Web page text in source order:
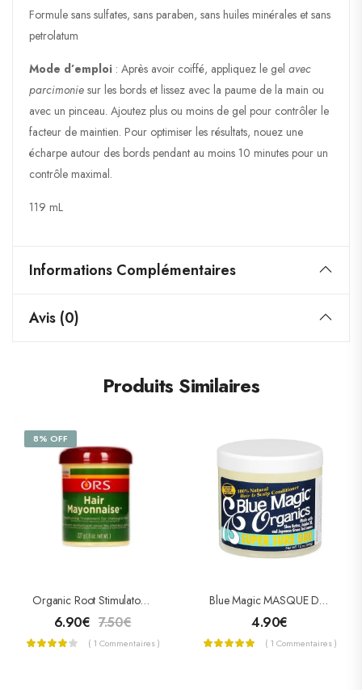
Formule sans sulfates, sans paraben, sans huiles minérales et sans
petrolatum
Mode d’emploi : Après avoir coiffé, appliquez le gel avec
parcimonie sur les bords et lissez avec la paume de la main ou
avec un pinceau. Ajoutez plus ou moins de gel pour contrôler le
facteur de maintien. Pour optimiser les résultats, nouez une
écharpe autour des bords pendant au moins 10 minutes pour un
contrôle maximal.
119 mL
Informations Complémentaires
Avis (0)
Produits Similaires
8% OFF
Organic Root Stimulator Traitement Hair Mayonnaise 227g
6.90€ 7.50€
( 1 Commentaires )
Blue Magic MASQUE DE CROISSANCE SUPER SURE GRO
4.90€
( 1 Commentaires )